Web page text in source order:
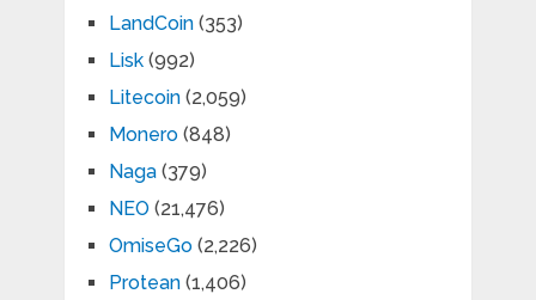
LandCoin(353)
Lisk(992)
Litecoin(2,059)
Monero(848)
Naga(379)
NEO (21,476)
OmiseGo(2,226)
Protean(1,406)